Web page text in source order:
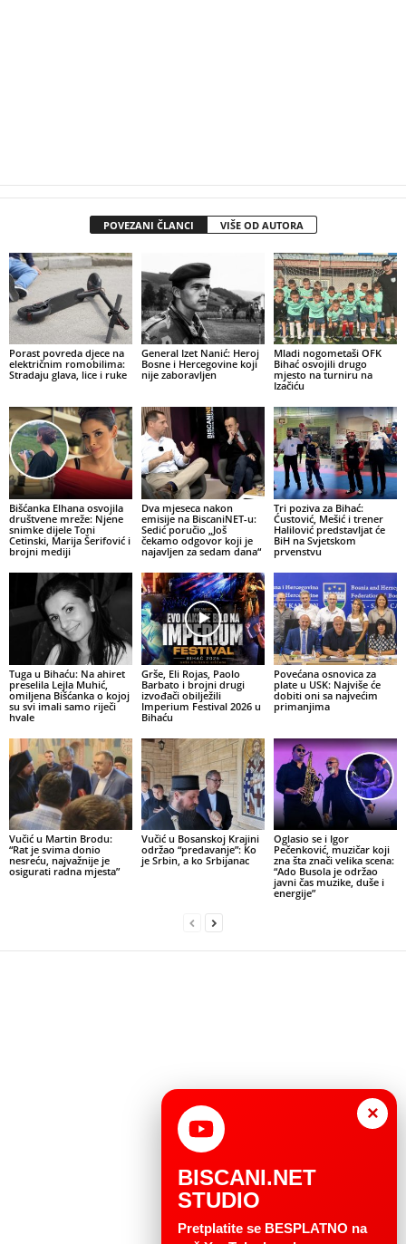
POVEZANI ČLANCI VIŠE OD AUTORA
Porast povreda djece na
električnim romobilima:
Stradaju glava, lice i ruke
General Izet Nanić: Heroj
Bosne i Hercegovine koji
nije zaboravljen
Mladi nogometaši OFK
Bihać osvojili drugo
mjesto na turniru na
Izačiću
Bišćanka Elhana osvojila
društvene mreže: Njene
snimke dijele Toni
Cetinski, Marija Šerifović i
brojni mediji
Dva mjeseca nakon
emisije na BiscaniNET-u:
Sedić poručio „Još
čekamo odgovor koji je
najavljen za sedam dana“
Tri poziva za Bihać:
Ćustović, Mešić i trener
Halilović predstavljat će
BiH na Svjetskom
prvenstvu
Tuga u Bihaću: Na ahiret
preselila Lejla Muhić,
omiljena Bišćanka o kojoj
su svi imali samo riječi
hvale
Grše, Eli Rojas, Paolo
Barbato i brojni drugi
izvođači obilježili
Imperium Festival 2026 u
Bihaću
Povećana osnovica za
plate u USK: Najviše će
dobiti oni sa najvećim
primanjima
Vučić u Martin Brodu:
“Rat je svima donio
nesreću, najvažnije je
osigurati radna mjesta”
Vučić u Bosanskoj Krajini
održao “predavanje”: Ko
je Srbin, a ko Srbijanac
Oglasio se i Igor
Pečenković, muzičar koji
zna šta znači velika scena:
“Ado Busola je održao
javni čas muzike, duše i
energije”
×
BISCANI.NET
STUDIO
Pretplatite se BESPLATNO na